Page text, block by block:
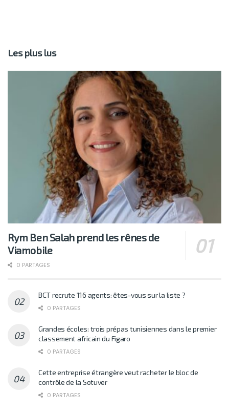
Les plus lus
Rym Ben Salah prend les rênes de
Viamobile
0 PARTAGES
BCT recrute 116 agents: êtes-vous sur la liste ?
0 PARTAGES
Grandes écoles: trois prépas tunisiennes dans le premier
classement africain du Figaro
0 PARTAGES
Cette entreprise étrangère veut racheter le bloc de
contrôle de la Sotuver
0 PARTAGES